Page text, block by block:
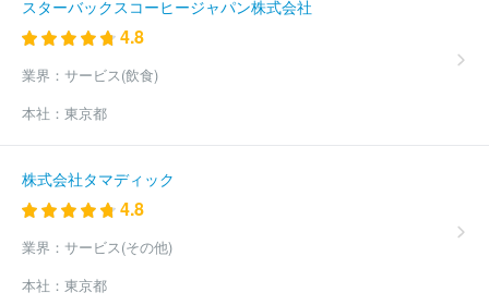
スターバックスコーヒージャパン株式会社
4.8
業界： サービス(飲食)
本社： 東京都
株式会社タマディック
4.8
業界： サービス(その他)
本社： 東京都